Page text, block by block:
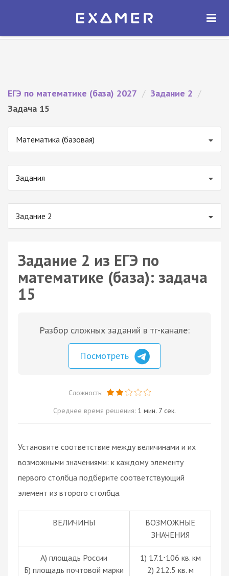
Экзамер — ЕГЭ 2027
ОТКРЫТЬ
ЕГЭ по математике (база) 2027 / Задание 2 /
Задача 15
Математика (базовая)
Задания
Задание 2
Задание 2 из ЕГЭ по
математике (база): задача
15
Разбор сложных заданий в тг-канале:
Посмотреть
Сложность:
Среднее время решения: 1 мин. 7 сек.
Установите соответствие между величинами и их
возможными значениями: к каждому элементу
первого столбца подберите соответствующий
элемент из второго столбца.
ВЕЛИЧИНЫ
ВОЗМОЖНЫЕ
ЗНАЧЕНИЯ
А) площадь России
Б) площадь почтовой марки
1) 17.1·106 кв. км
2) 212.5 кв. м